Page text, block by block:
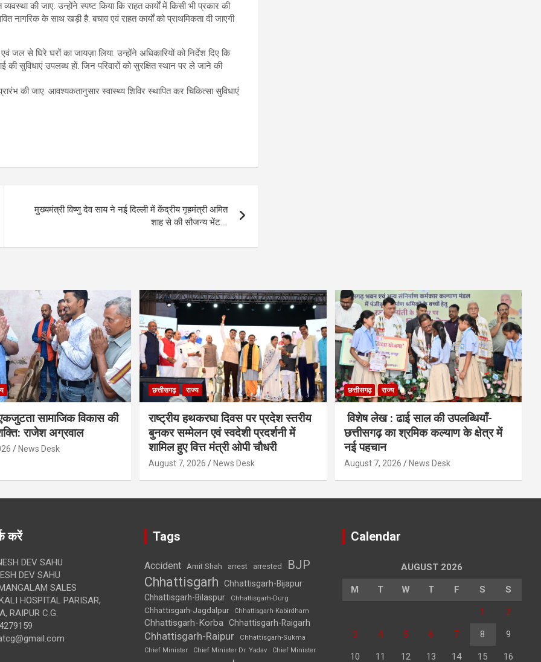
की जाए. उन्होंने स्पष्ट किया कि राहत कार्यों में किसी भी प्रकार की
नागरिक के साथ खड़ी है. बचाव एवं राहत कार्यों को प्राथमिकता दी जाएगी
जल से घिरे घरों का जायज़ा लिया. उन्होंने अधिकारियों को निर्देश दिए कि
की सुविधाएं उपलब्ध हों. जिन परिवारों को सुरक्षित स्थान पर ले जाने की
की जाए. आवश्यकतानुसार स्वास्थ्य शिविर स्थापित कर चिकित्सा सुविधाएं
मुख्यमंत्री विष्णु देव साय ने नई दिल्ली में केंद्रीय गृहमंत्री अमित
शाह से की सौजन्य भेंट….
सामाजिक विकास की
राजेश अग्रवाल
News Desk
छत्तीसगढ़ राज्य
राष्ट्रीय हथकरघा दिवस पर प्रदेश स्तरीय
बुनकर सम्मेलन एवं स्वदेशी प्रदर्शनी में
शामिल हुए वित्त मंत्री ओपी चौधरी
August 7, 2026 News Desk
छत्तीसगढ़ राज्य
विशेष लेख : ढाई साल की उपलब्धियाँ-
छत्तीसगढ़ का श्रमिक कल्याण के क्षेत्र में
नई पहचान
August 7, 2026 News Desk
करें
DEV SAHU
DEV SAHU
SALES
HOSPITAL PARISAR,
RAIPUR C.G.
Tags
Accident Amit Shah arrest arrested BJP
Chhattisgarh
Chhattisgarh-Bijapur
Chhattisgarh-Bilaspur
Chhattisgarh-Durg
Chhattisgarh-Jagdalpur Chhattisgarh-Kabirdham
Chhattisgarh-Korba Chhattisgarh-Raigarh
Chhattisgarh-Raipur
Chhattisgarh-Sukma
Chief Minister
Chief Minister Dr. Yadav Chief Minister
Calendar
AUGUST 2026
M T W T F S S
1 2
3 4 5 6 7 8 9
10 11 12 13 14 15 16